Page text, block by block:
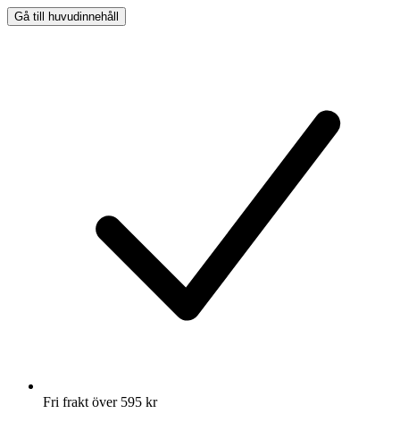
Gå till huvudinnehåll
Fri frakt över 595 kr